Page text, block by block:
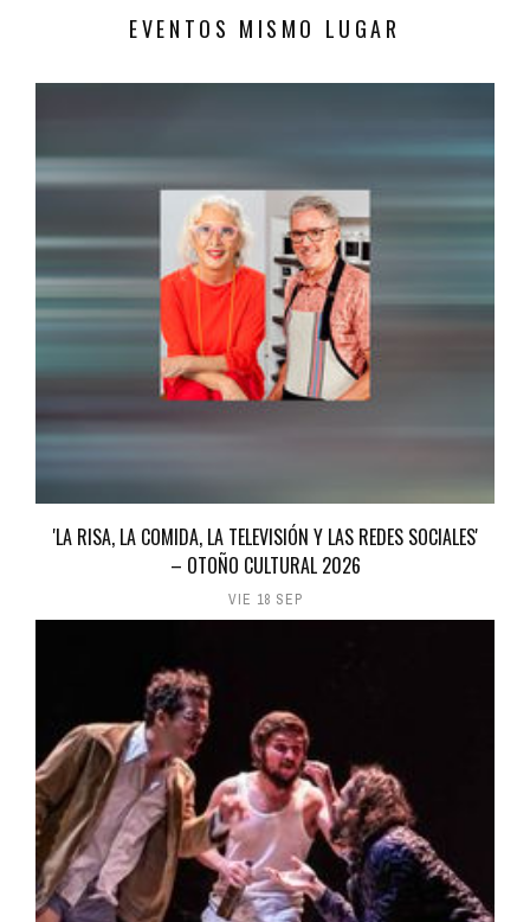
EVENTOS MISMO LUGAR
'LA RISA, LA COMIDA, LA TELEVISIÓN Y LAS REDES SOCIALES'
– OTOÑO CULTURAL 2026
VIE 18 SEP